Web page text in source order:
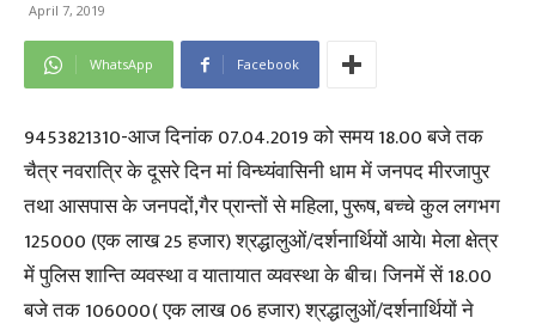
April 7, 2019
WhatsApp Facebook
9453821310-आज दिनांक 07.04.2019 को समय 18.00 बजे तक
चैत्र नवरात्रि के दूसरे दिन मां विन्ध्यंवासिनी धाम में जनपद मीरजापुर
तथा आसपास के जनपदों,गैर प्रान्तों से महिला, पुरूष, बच्चे कुल लगभग
125000 (एक लाख 25 हजार) श्रद्धालुओं/दर्शनार्थियों आये। मेला क्षेत्र
में पुलिस शान्ति व्यवस्था व यातायात व्यवस्था के बीच। जिनमें सें 18.00
बजे तक 106000( एक लाख 06 हजार) श्रद्धालुओं/दर्शनार्थियों ने